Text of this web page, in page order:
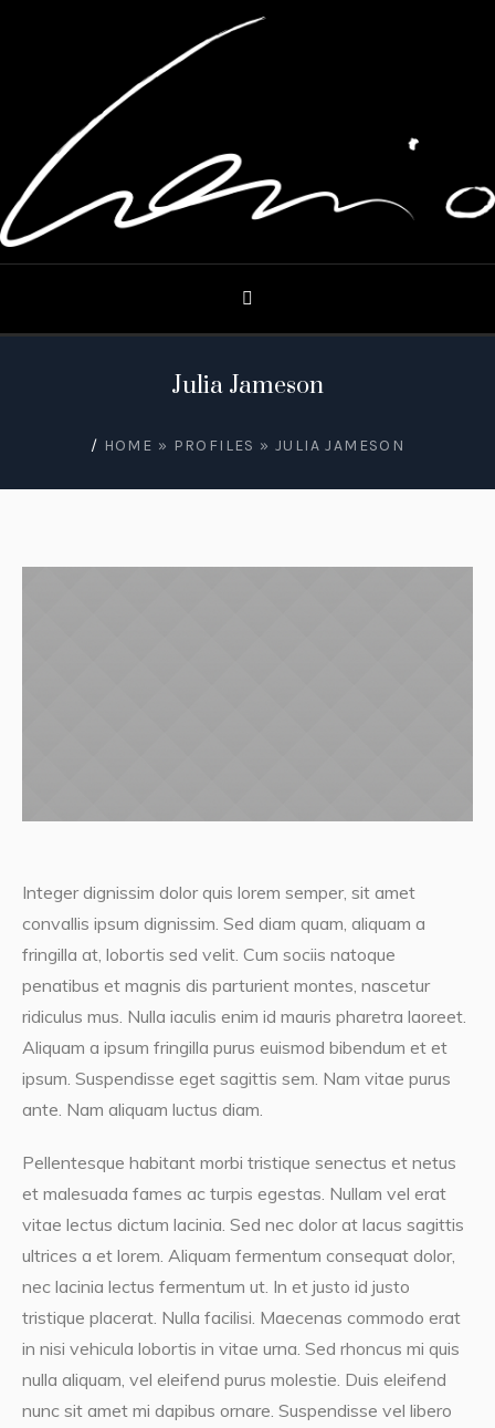
Julia Jameson
/ HOME » PROFILES » JULIA JAMESON
Integer dignissim dolor quis lorem semper, sit amet
convallis ipsum dignissim. Sed diam quam, aliquam a
fringilla at, lobortis sed velit. Cum sociis natoque
penatibus et magnis dis parturient montes, nascetur
ridiculus mus. Nulla iaculis enim id mauris pharetra laoreet.
Aliquam a ipsum fringilla purus euismod bibendum et et
ipsum. Suspendisse eget sagittis sem. Nam vitae purus
ante. Nam aliquam luctus diam.
Pellentesque habitant morbi tristique senectus et netus
et malesuada fames ac turpis egestas. Nullam vel erat
vitae lectus dictum lacinia. Sed nec dolor at lacus sagittis
ultrices a et lorem. Aliquam fermentum consequat dolor,
nec lacinia lectus fermentum ut. In et justo id justo
tristique placerat. Nulla facilisi. Maecenas commodo erat
in nisi vehicula lobortis in vitae urna. Sed rhoncus mi quis
nulla aliquam, vel eleifend purus molestie. Duis eleifend
nunc sit amet mi dapibus ornare. Suspendisse vel libero